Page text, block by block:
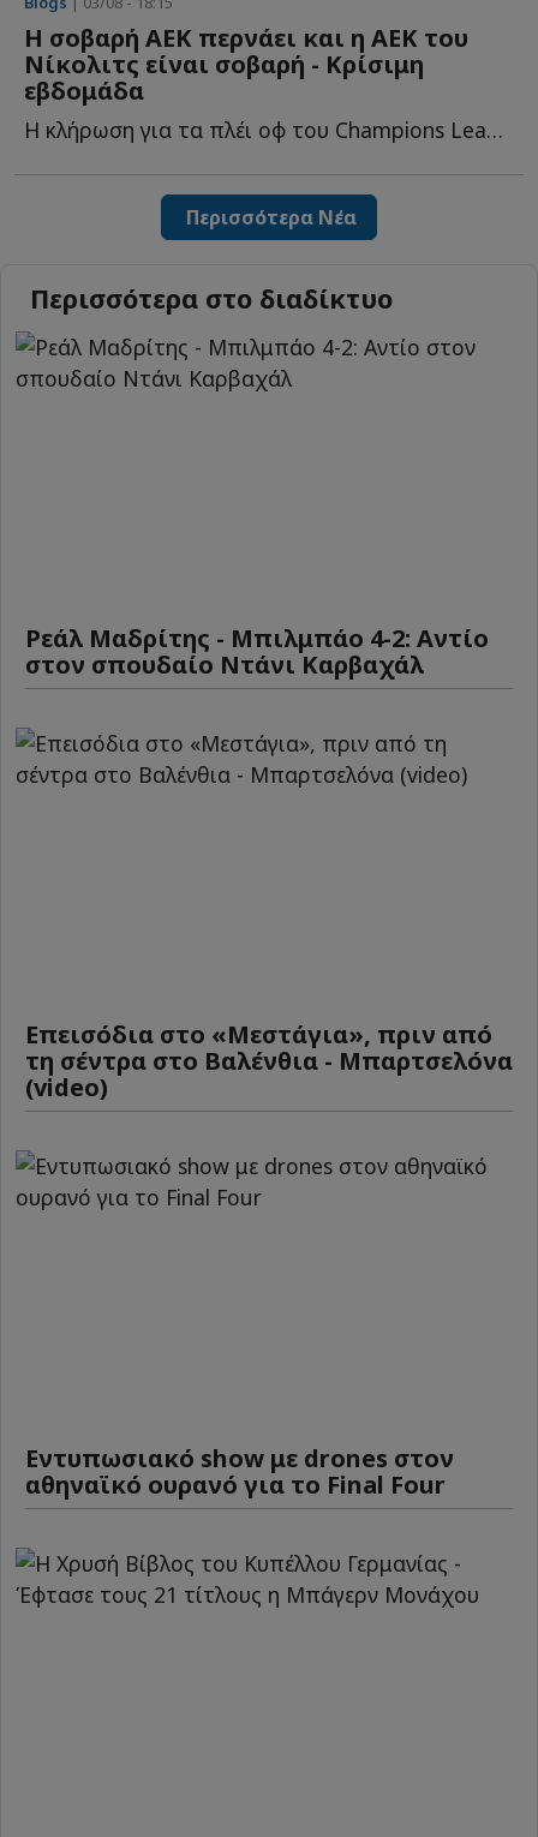
Η σοβαρή ΑΕΚ περνάει και η ΑΕΚ του
Νίκολιτς είναι σοβαρή - Κρίσιμη
εβδομάδα
Η κλήρωση για τα πλέι οφ του Champions League, ο Βιτάλις, ο Κόστιτς κ...
Περισσότερα Νέα
Περισσότερα στο διαδίκτυο
Ρεάλ Μαδρίτης - Μπιλμπάο 4-2: Αντίο
στον σπουδαίο Ντάνι Καρβαχάλ
Επεισόδια στο «Μεστάγια», πριν από
τη σέντρα στο Βαλένθια - Μπαρτσελόνα
(video)
Εντυπωσιακό show με drones στον
αθηναϊκό ουρανό για το Final Four